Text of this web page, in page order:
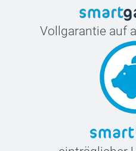
Vollgarantie auf